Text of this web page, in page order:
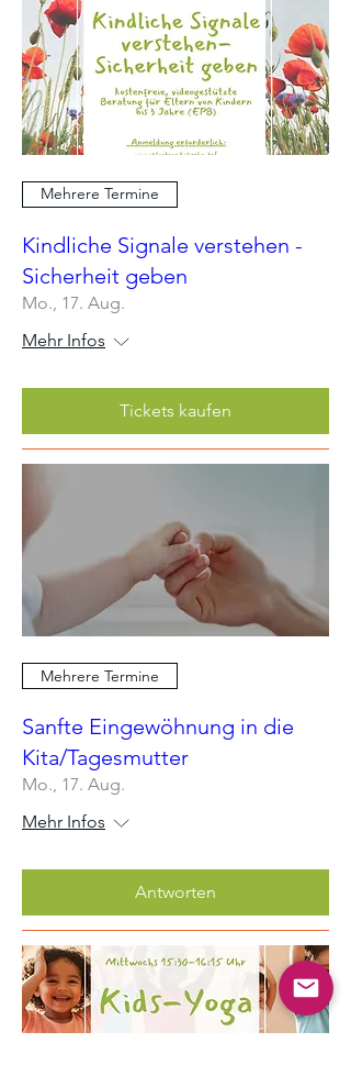
Mehrere Termine
Kindliche Signale verstehen -
Sicherheit geben
Mo., 17. Aug.
Mehr Infos
Tickets kaufen
Mehrere Termine
Sanfte Eingewöhnung in die
Kita/Tagesmutter
Mo., 17. Aug.
Mehr Infos
Antworten